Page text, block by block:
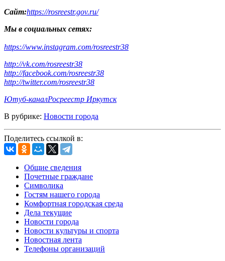
Сайт:https://rosreestr.gov.ru/
Мы в социальных сетях:
https://www.instagram.com/rosreestr38
http://vk.com/rosreestr38
http://facebook.com/rosreestr38
http://twitter.com/rosreestr38
Ютуб-каналРосреестр Иркутск
В рубрике: Новости города
Поделитесь ссылкой в:
Общие сведения
Почетные граждане
Символика
Гостям нашего города
Комфортная городская среда
Дела текущие
Новости города
Новости культуры и спорта
Новостная лента
Телефоны организаций